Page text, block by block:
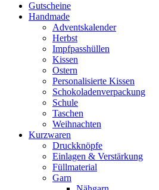
Gutscheine
Handmade
Adventskalender
Herbst
Impfpasshüllen
Kissen
Ostern
Personalisierte Kissen
Schokoladenverpackung
Schule
Taschen
Weihnachten
Kurzwaren
Druckknöpfe
Einlagen & Verstärkung
Füllmaterial
Garn